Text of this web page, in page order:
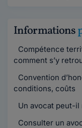
Informations
Compétence
comment s’y
Convention
conditions, coûts
Un avocat peut-
Consulter un